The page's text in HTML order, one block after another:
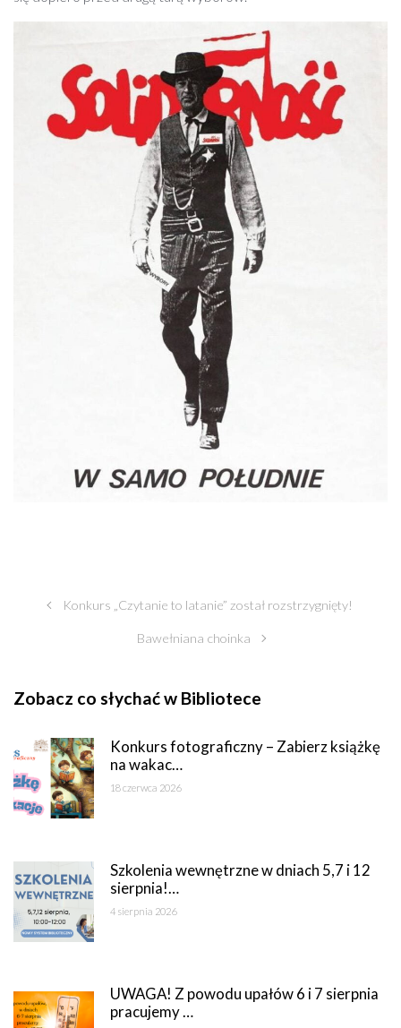
Konkurs „Czytanie to latanie” został rozstrzygnięty!
Bawełniana choinka
Zobacz co słychać w Bibliotece
Konkurs fotograficzny – Zabierz książkę
na wakac…
18 czerwca 2026
Szkolenia wewnętrzne w dniach 5,7 i 12
sierpnia!…
4 sierpnia 2026
UWAGA! Z powodu upałów 6 i 7 sierpnia
pracujemy …